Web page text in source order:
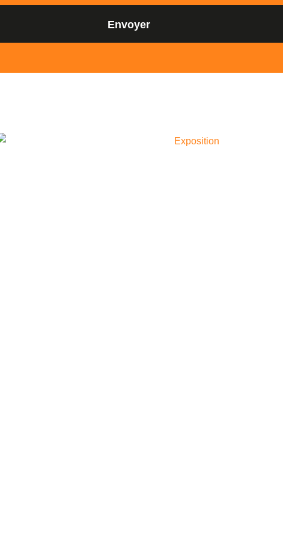
Envoyer